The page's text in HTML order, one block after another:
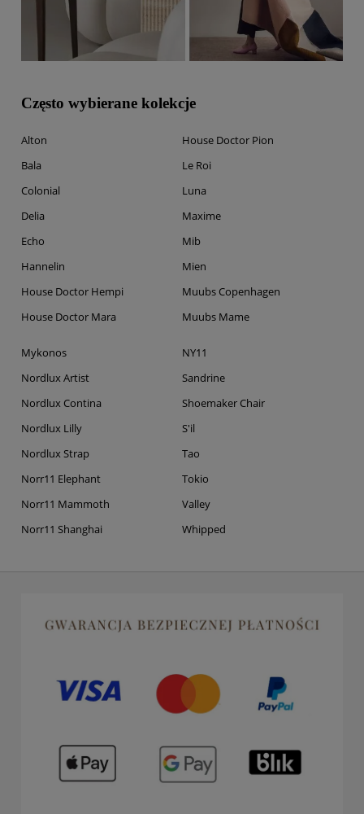
Często wybierane kolekcje
Alton
Bala
Colonial
Delia
Echo
Hannelin
House Doctor Hempi
House Doctor Mara
House Doctor Pion
Le Roi
Luna
Maxime
Mib
Mien
Muubs Copenhagen
Muubs Mame
Mykonos
Nordlux Artist
Nordlux Contina
Nordlux Lilly
Nordlux Strap
Norr11 Elephant
Norr11 Mammoth
Norr11 Shanghai
NY11
Sandrine
Shoemaker Chair
S'il
Tao
Tokio
Valley
Whipped